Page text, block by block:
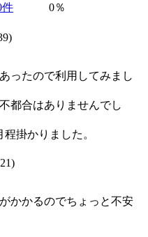
件 0％
ったので利用してみまし
都合はありませんでし
掛かりました。
かかるのでちょっと不安